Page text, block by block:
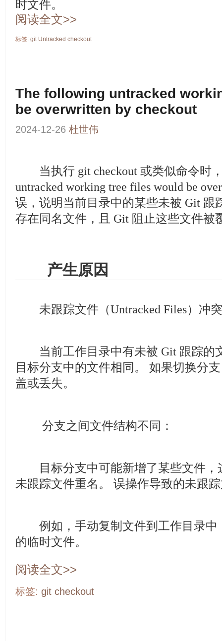
时文件。
阅读全文>>
标签: git Untracked checkout
The following untracked
be overwritten by checkout
2024-12-26 杜世伟
当执行 git checkout 或类似命令时
untracked working tree files would be
误，说明当前目录中的某些未被 Git 跟
存在同名文件，且 Git 阻止这些文件被
产生原因
未跟踪文件（Untracked Files）冲
当前工作目录中有未被 Git 跟踪的
目标分支中的文件相同。
如果切换分
盖或丢失。
分支之间文件结构不同：
目标分支中可能新增了某些文件
未跟踪文件重名。
误操作导致的未跟
例如，手动复制文件到工作目录
的临时文件。
阅读全文>>
标签: git checkout